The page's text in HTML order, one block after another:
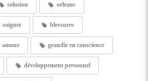
solution orleans
soigner blessures
amour grandir en conscience
développement personnel